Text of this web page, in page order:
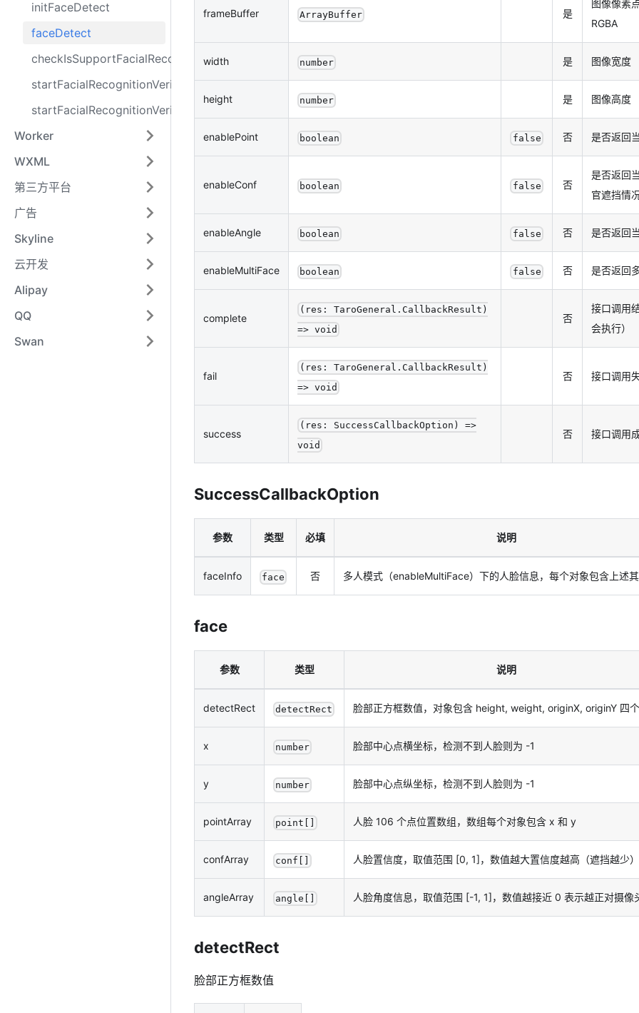
initFaceDetect
faceDetect
checkIsSupportFacialRecognition
startFacialRecognitionVerify
startFacialRecognitionVerifyAndUploadVideo
Worker
WXML
第三方平台
广告
Skyline
云开发
Alipay
QQ
Swan
frameBuffer ArrayBuffer 是
图像像素
RGBA
width number 是 图像宽度
height number 是 图像高度
enablePoint boolean false 否 是否返回
enableConf boolean false 否
是否返回
官遮挡情况
enableAngle boolean false 否 是否返回
enableMultiFace boolean false 否 是否返回
complete
(res: TaroGeneral.CallbackResult)
=> void
否
接口调用
会执行）
fail
(res: TaroGeneral.CallbackResult)
=> void
否 接口调用
success
(res: SuccessCallbackOption) =>
void
否 接口调用
SuccessCallbackOption
参数 类型 必填 说明
faceInfo face 否 多人模式（enableMultiFace）下的人脸信息，每个对象包含上述
face
参数 类型 说明
detectRect detectRect 脸部正方框数值，对象包含 height, weight, originX, originY 四
x number 脸部中心点横坐标，检测不到人脸则为 -1
y number 脸部中心点纵坐标，检测不到人脸则为 -1
pointArray point[] 人脸 106 个点位置数组，数组每个对象包含 x 和 y
confArray conf[] 人脸置信度，取值范围 [0, 1]，数值越大置信度越高（遮挡越少）
angleArray angle[] 人脸角度信息，取值范围 [-1, 1]，数值越接近 0 表示越正对摄像
detectRect
脸部正方框数值